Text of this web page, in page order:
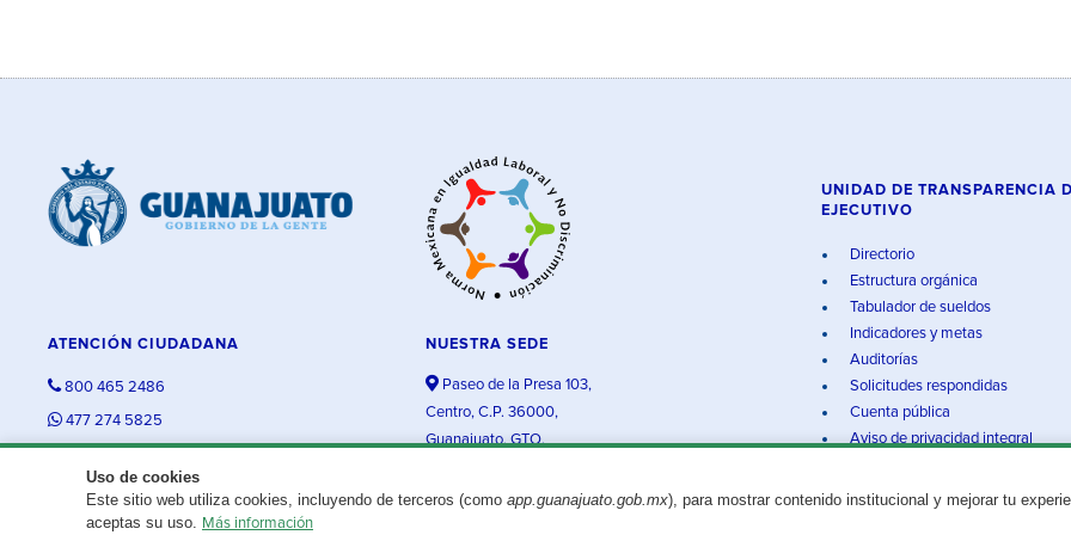
Uso de cookies
Este sitio web utiliza cookies, incluyendo de terceros (como app.guanajuato.gob.mx), para mostrar contenido institucional y mejorar tu
aceptas su uso. Más información
ATENCIÓN CIUDADANA
800 465 2486
477 274 5825
NUESTRA SEDE
Paseo de la Presa 103,
Centro, C.P. 36000,
Guanajuato, GTO.
UNIDAD DE TRANSPARENCIA
EJECUTIVO
Directorio
Estructura orgánica
Tabulador de sueldos
Indicadores y metas
Auditorías
Solicitudes respondidas
Cuenta pública
Aviso de privacidad integral
¿Existe algún problema con esta página?Repórtalo aquí. Aviso legal© 2025 Gobierno del Estado de Guanajuato